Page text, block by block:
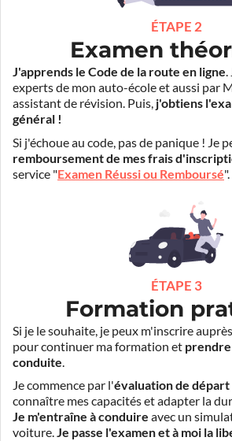
ÉTAPE 2
Examen
J'apprends le Code de la route en ligne.
experts de mon auto-école et aussi par
assistant de révision. Puis, j'obtiens
général !
Si j'échoue au code, pas de panique ! Je
remboursement de mes frais
service "Examen Réussi ou Remboursé".
ÉTAPE 3
Formation
Si je le souhaite, je peux m'inscrire
pour continuer ma formation et prendre
conduite.
Je commence par l'évaluation de départ
connaître mes capacités et adapter la
Je m'entraîne à conduire avec un
voiture.Je passe l'examen et à moi la